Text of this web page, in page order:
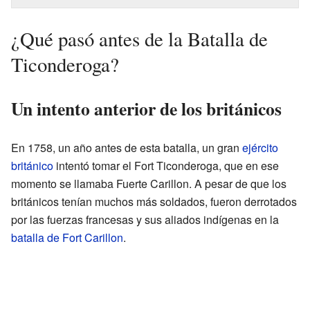
¿Qué pasó antes de la Batalla de
Ticonderoga?
Un intento anterior de los británicos
En 1758, un año antes de esta batalla, un gran ejército
británico intentó tomar el Fort Ticonderoga, que en ese
momento se llamaba Fuerte Carillon. A pesar de que los
británicos tenían muchos más soldados, fueron derrotados
por las fuerzas francesas y sus aliados indígenas en la
batalla de Fort Carillon.